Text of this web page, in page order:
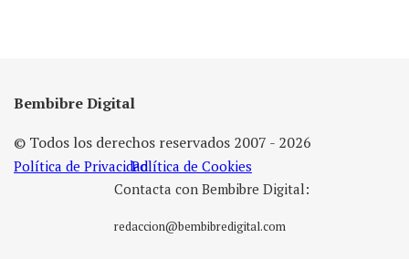
Bembibre Digital
© Todos los derechos reservados 2007 - 2026
Política de PrivacidadPolítica de Cookies
Contacta con Bembibre Digital:
redaccion@bembibredigital.com